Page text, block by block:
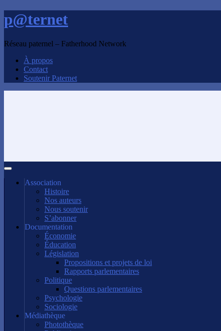
p@ternet
Réseau paternel – Fatherhood Network
À propos
Contact
Soutenir Paternet
Association
Histoire
Nos auteurs
Nous soutenir
S’abonner
Documentation
Économie
Éducation
Législation
Propositions et projets de loi
Rapports parlementaires
Politique
Questions parlementaires
Psychologie
Sociologie
Médiathèque
Photothèque